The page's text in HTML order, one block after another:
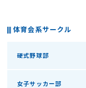
体育会系サークル
硬式野球部
女子サッカー部